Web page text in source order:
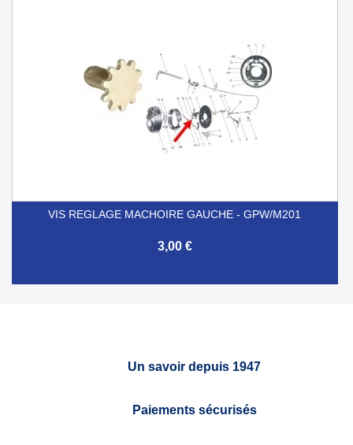
VIS REGLAGE MACHOIRE GAUCHE - GPW/M201
3,00 €
Un savoir depuis 1947
Paiements sécurisés